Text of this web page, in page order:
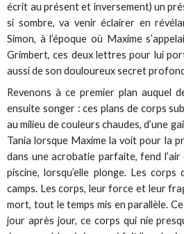
écrit au présent et inversement) un
si sombre, va venir éclairer en
Simon, à l’époque où Maxime
Grimbert, ces deux lettres pour lui
aussi de son douloureux secret
Revenons à ce premier plan auquel
ensuite songer : ces plans de corps
au milieu de couleurs chaudes, d’une
Tania lorsque Maxime la voit pour la
dans une acrobatie parfaite, fend
piscine, lorsqu’elle plonge. Les
camps. Les corps, leur force et leur
mort, tout le temps mis en parallèle.
jour après jour, ce corps qui nie